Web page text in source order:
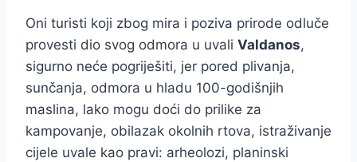
Oni turisti koji zbog mira i poziva prirode odluče
provesti dio svog odmora u uvali Valdanos,
sigurno neće pogriješiti, jer pored plivanja,
sunčanja, odmora u hladu 100-godišnjih
maslina, lako mogu doći do prilike za
kampovanje, obilazak okolnih rtova, istraživanje
cijele uvale kao pravi: arheolozi, planinski